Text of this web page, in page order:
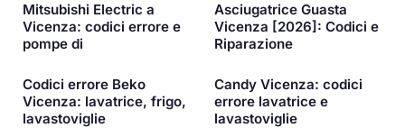
Mitsubishi Electric a
Vicenza: codici errore e
pompe di
Asciugatrice Guasta
Vicenza [2026]: Codici e
Riparazione
Codici errore Beko
Vicenza: lavatrice, frigo,
lavastoviglie
Candy Vicenza: codici
errore lavatrice e
lavastoviglie